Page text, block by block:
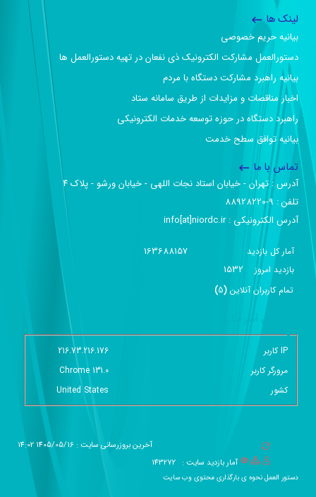
لینک ها
بیانیه حریم خصوصی
دستورالعمل مشارکت الکترونیک ذی نفعان در تهیه دستورالعمل ها
بیانیه راهبرد مشارکت دستگاه با مردم
اخبار مناقصات و مزایدات از طریق سامانه ستاد
راهبرد دستگاه در حوزه توسعه خدمات الکترونیکی
بیانیه توافق سطح خدمت
تماس با ما
آدرس :‌ تهران - خیابان استاد نجات اللهی - خیابان ورشو - پلاک ۴
تلفن :‌ 9-88928220
آدرس الکترونیکی :‌ info[at]niordc.ir
آمار کل بازدید 163688157
بازديد امروز 1532
تمام کاربران آنلاين (
5
)
IP کاربر
216.73.216.176
مرورگر کاربر
Chrome 131.0
کشور
United States
آخرین بروزرسانی سایت : 1405/05/16 14:02
آمار بازدید سایت : 143272
دستور العمل نحوه ی بارگذاری محتوی وب سایت